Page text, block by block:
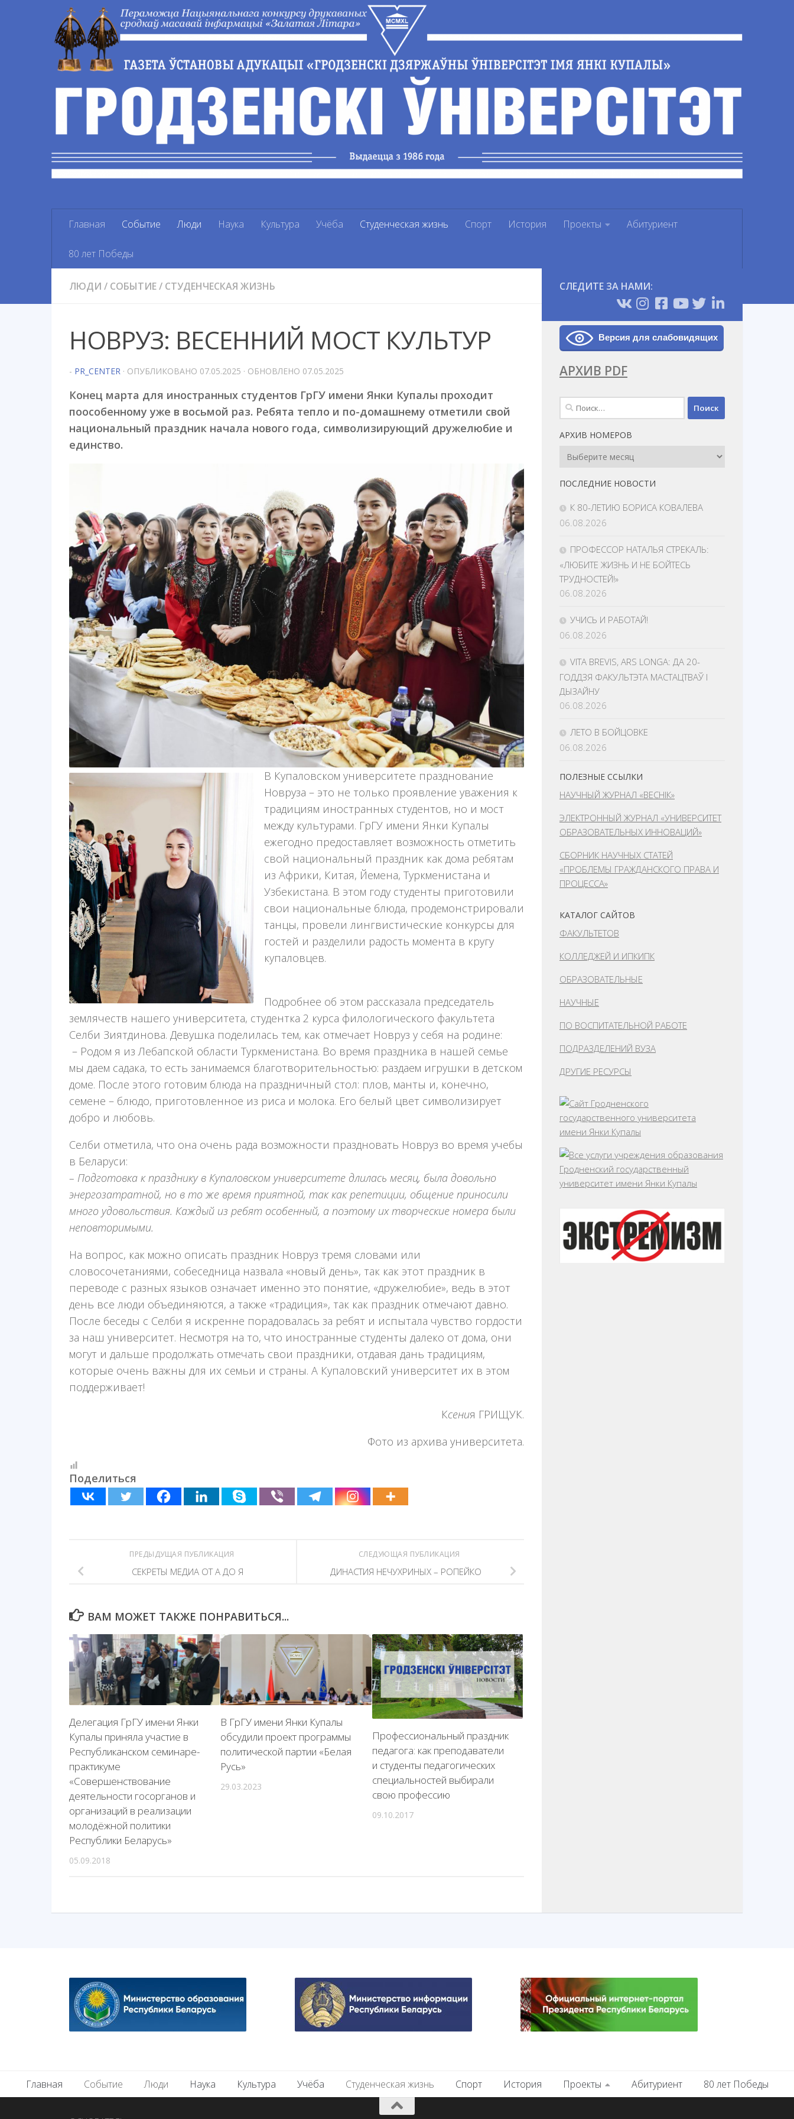
Перейти к содержимому
Главная Событие Люди Наука Культура Учёба Студенческая жизнь Спорт История Проекты Абитуриент
80 лет Победы
ЛЮДИ / СОБЫТИЕ/ СТУДЕНЧЕСКАЯ ЖИЗНЬ
НОВРУЗ: ВЕСЕННИЙ МОСТ КУЛЬТУР
- PR_CENTER · ОПУБЛИКОВАНО 07.05.2025 · ОБНОВЛЕНО 07.05.2025
Конец марта для иностранных студентов ГрГУ имени Янки Купалы проходит
поособенному уже в восьмой раз. Ребята тепло и по-домашнему отметили свой
национальный праздник начала нового года, символизирующий дружелюбие и
единство.
В Купаловском университете празднование
Новруза – это не только проявление уважения к
традициям иностранных студентов, но и мост
между культурами. ГрГУ имени Янки Купалы
ежегодно предоставляет возможность отметить
свой национальный праздник как дома ребятам
из Африки, Китая, Йемена, Туркменистана и
Узбекистана. В этом году студенты приготовили
свои национальные блюда, продемонстрировали
танцы, провели лингвистические конкурсы для
гостей и разделили радость момента в кругу
купаловцев.
Подробнее об этом рассказала председатель
землячеств нашего университета, студентка 2 курса филологического факультета
Селби Зиятдинова. Девушка поделилась тем, как отмечает Новруз у себя на родине:
– Родом я из Лебапской области Туркменистана. Во время праздника в нашей семье
мы даем садака, то есть занимаемся благотворительностью: раздаем игрушки в детском
доме. После этого готовим блюда на праздничный стол: плов, манты и, конечно,
семене – блюдо, приготовленное из риса и молока. Его белый цвет символизирует
добро и любовь.
Селби отметила, что она очень рада возможности праздновать Новруз во время учебы
в Беларуси:
– Подготовка к празднику в Купаловском университете длилась месяц, была довольно
энергозатратной, но в то же время приятной, так как репетиции, общение приносили
много удовольствия. Каждый из ребят особенный, а поэтому их творческие номера были
неповторимыми.
На вопрос, как можно описать праздник Новруз тремя словами или
словосочетаниями, собеседница назвала «новый день», так как этот праздник в
переводе с разных языков означает именно это понятие, «дружелюбие», ведь в этот
день все люди объединяются, а также «традиция», так как праздник отмечают давно.
После беседы с Селби я искренне порадовалась за ребят и испытала чувство гордости
за наш университет. Несмотря на то, что иностранные студенты далеко от дома, они
могут и дальше продолжать отмечать свои праздники, отдавая дань традициям,
которые очень важны для их семьи и страны. А Купаловский университет их в этом
поддерживает!
Ксения ГРИЩУК.
Фото из архива университета.
Поделиться
СЛЕДУЮЩАЯ ПУБЛИКАЦИЯ
ДИНАСТИЯ НЕЧУХРИНЫХ – РОПЕЙКО
ПРЕДЫДУЩАЯ ПУБЛИКАЦИЯ
СЕКРЕТЫ МЕДИА ОТ А ДО Я
ВАМ МОЖЕТ ТАКЖЕ ПОНРАВИТЬСЯ...
Делегация ГрГУ имени Янки
Купалы приняла участие в
Республиканском семинаре-
практикуме
«Совершенствование
деятельности госорганов и
организаций в реализации
молодёжной политики
Республики Беларусь»
05.09.2018
В ГрГУ имени Янки Купалы
обсудили проект программы
политической партии «Белая
Русь»
29.03.2023
Профессиональный праздник
педагога: как преподаватели
и студенты педагогических
специальностей выбирали
свою профессию
09.10.2017
СЛЕДИТЕ ЗА НАМИ:
Версия для слабовидящих
АРХИВ PDF
Найти:
АРХИВ НОМЕРОВ
Архив
ПОСЛЕДНИЕ НОВОСТИ
К 80-ЛЕТИЮ БОРИСА КОВАЛЕВА
06.08.2026
ПРОФЕССОР НАТАЛЬЯ СТРЕКАЛЬ:
«ЛЮБИТЕ ЖИЗНЬ И НЕ БОЙТЕСЬ
ТРУДНОСТЕЙ!»
06.08.2026
УЧИСЬ И РАБОТАЙ!
06.08.2026
VITA BREVIS, ARS LONGA: ДА 20-
ГОДДЗЯ ФАКУЛЬТЭТА МАСТАЦТВАЎ І
ДЫЗАЙНУ
06.08.2026
ЛЕТО В БОЙЦОВКЕ
06.08.2026
ПОЛЕЗНЫЕ ССЫЛКИ
НАУЧНЫЙ ЖУРНАЛ «ВЕСНІК»
ЭЛЕКТРОННЫЙ ЖУРНАЛ «УНИВЕРСИТЕТ
ОБРАЗОВАТЕЛЬНЫХ ИННОВАЦИЙ»
СБОРНИК НАУЧНЫХ СТАТЕЙ
«ПРОБЛЕМЫ ГРАЖДАНСКОГО ПРАВА И
ПРОЦЕССА»
КАТАЛОГ САЙТОВ
ФАКУЛЬТЕТОВ
КОЛЛЕДЖЕЙ И ИПКИПК
ОБРАЗОВАТЕЛЬНЫЕ
НАУЧНЫЕ
ПО ВОСПИТАТЕЛЬНОЙ РАБОТЕ
ПОДРАЗДЕЛЕНИЙ ВУЗА
ДРУГИЕ РЕСУРСЫ
Главная Событие Люди Наука Культура Учёба Студенческая жизнь Спорт История Проекты Абитуриент 80 лет Победы